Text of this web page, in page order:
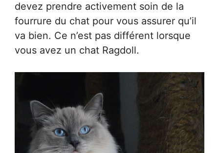
devez prendre activement soin de la
fourrure du chat pour vous assurer qu’il
va bien. Ce n’est pas différent lorsque
vous avez un chat Ragdoll.